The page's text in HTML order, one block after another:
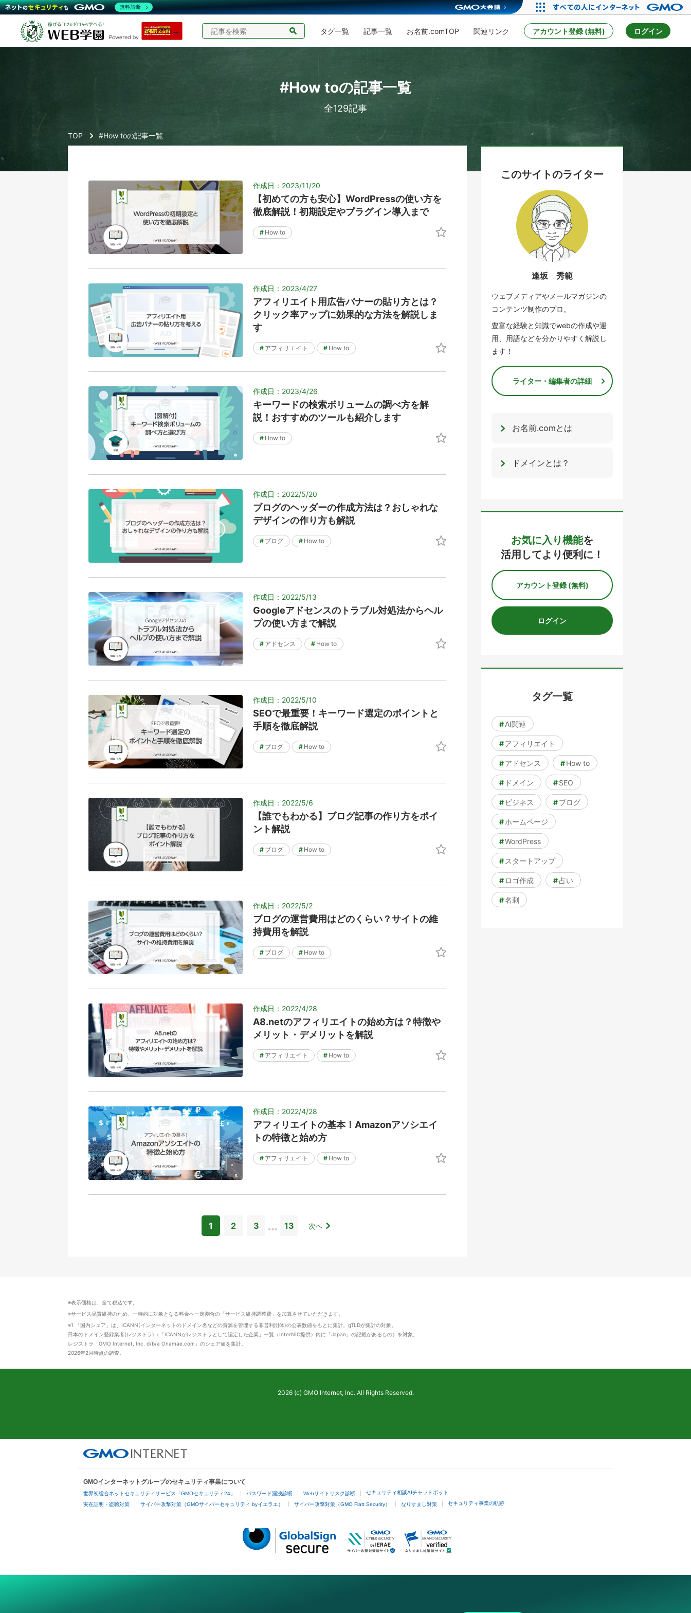
タグ一覧 記事一覧 お名前.comTOP 関連リンク アカウント登録 (無料) ログイン
#How toの記事一覧
全129記事
TOP #How toの記事一覧
作成日：2023/11/20
【初めての方も安心】WordPressの使い方を
徹底解説！初期設定やプラグイン導入まで
# How to
作成日：2023/4/27
アフィリエイト用広告バナーの貼り方とは？
クリック率アップに効果的な方法を解説しま
す
# アフィリエイト # How to
作成日：2023/4/26
キーワードの検索ボリュームの調べ方を解
説！おすすめのツールも紹介します
# How to
作成日：2022/5/20
ブログのヘッダーの作成方法は？おしゃれな
デザインの作り方も解説
# ブログ # How to
作成日：2022/5/13
Googleアドセンスのトラブル対処法からヘル
プの使い方まで解説
# アドセンス # How to
作成日：2022/5/10
SEOで最重要！キーワード選定のポイントと
手順を徹底解説
# ブログ # How to
作成日：2022/5/6
【誰でもわかる】ブログ記事の作り方をポイ
ント解説
# ブログ # How to
作成日：2022/5/2
ブログの運営費用はどのくらい？サイトの維
持費用を解説
# ブログ # How to
作成日：2022/4/28
A8.netのアフィリエイトの始め方は？特徴や
メリット・デメリットを解説
# アフィリエイト # How to
作成日：2022/4/28
アフィリエイトの基本！Amazonアソシエイ
トの特徴と始め方
# アフィリエイト # How to
1 2 3 … 13 次へ
このサイトのライター
逢坂 秀範
ウェブメディアやメールマガジンの
コンテンツ制作のプロ。
豊富な経験と知識でwebの作成や運
用、用語などを分かりやすく解説し
ます！
ライター・編集者の詳細
お名前.comとは
ドメインとは？
お気に入り機能を
活用してより便利に！
アカウント登録 (無料)
ログイン
タグ一覧
#AI関連
#アフィリエイト
#アドセンス #How to
# ドメイン #SEO
# ビジネス #ブログ
#ホームページ
#WordPress
# スタートアップ
# ロゴ作成 #占い
#名刺
※表示価格は、全て税込です。
※サービス品質維持のため、一時的に対象となる料金へ一定割合の「サービス維持調整費」を加算させていただきます。
※1 「国内シェア」は、ICANN(インターネットのドメイン名などの資源を管理する非営利団体)の公表数値をもとに集計。gTLDが集計の対象。
日本のドメイン登録業者(レジストラ)（「ICANNがレジストラとして認定した企業」一覧（InterNIC提供）内に「Japan」の記載があるもの）を対象。
レジストラ「GMO Internet, Inc. d/b/a Onamae.com」のシェア値を集計。
2026年2月時点の調査。
2026 (c) GMO Internet, Inc. All Rights Reserved.
GMOインターネットグループのセキュリティ事業について
世界初総合ネットセキュリティサービス「GMOセキュリティ24」 パスワード漏洩診断 Webサイトリスク診断 セキュリティ相談AIチャットボット
実在証明・盗聴対策 サイバー攻撃対策（GMOサイバーセキュリティ byイエラエ） サイバー攻撃対策（GMO Flatt Security） なりすまし対策 セキュリティ事業の軌跡
無料診断